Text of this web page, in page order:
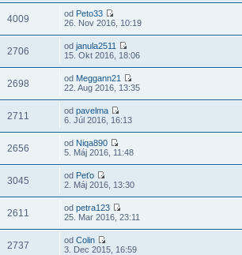
4009 od Peto33
26. Nov 2016, 10:19
2706 odjanula2511
15. Okt 2016, 18:06
2698 od Meggann21
22. Aug 2016, 13:35
2711 odpavelma
6. Júl 2016, 16:13
2656 od Niqa890
5. Máj 2016, 11:48
3045 od Peťo
2. Máj 2016, 13:30
2611 odpetra123
25. Mar 2016, 23:11
2737 odColin
3. Dec 2015, 16:59